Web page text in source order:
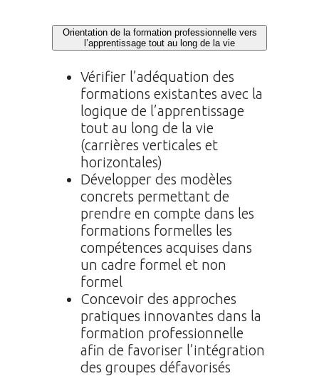
Orientation de la formation professionnelle vers
l’apprentissage tout au long de la vie
Vérifier l’adéquation des
formations existantes avec la
logique de l’apprentissage
tout au long de la vie
(carrières verticales et
horizontales)
Développer des modèles
concrets permettant de
prendre en compte dans les
formations formelles les
compétences acquises dans
un cadre formel et non
formel
Concevoir des approches
pratiques innovantes dans la
formation professionnelle
afin de favoriser l’intégration
des groupes défavorisés